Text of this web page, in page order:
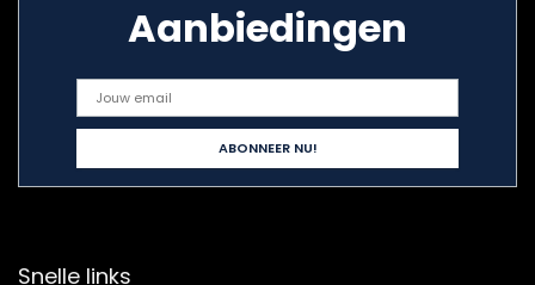
Aanbiedingen
Snelle links